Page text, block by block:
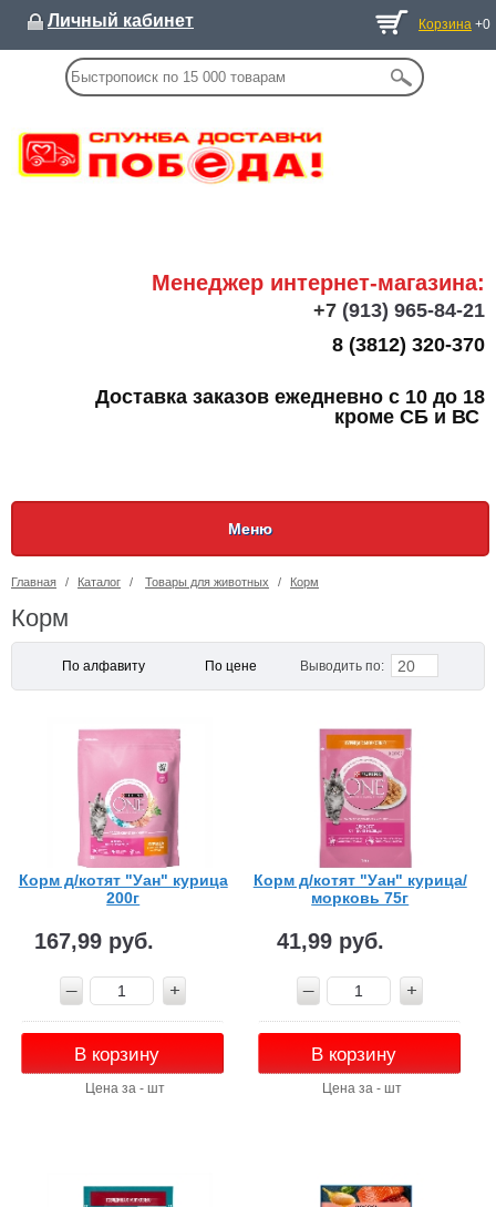
Личный кабинет Корзина +0
Менеджер интернет-магазина:
+7 (913) 965-84-21
8 (3812) 320-370
Доставка заказов ежедневно с 10 до 18
кроме СБ и ВС
Меню
Главная / Каталог / Товары для животных / Корм
Корм
По алфавиту По цене Выводить по: 20
Корм д/котят "Уан" курица
200г
167,99 руб.
В корзину
Цена за - шт
Корм д/котят "Уан" курица/
морковь 75г
41,99 руб.
В корзину
Цена за - шт